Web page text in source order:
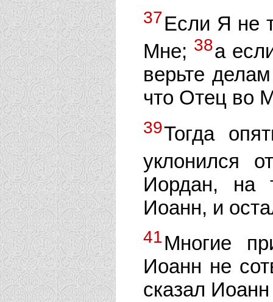
37Если Я не
Мне; 38а
верьте
что Отец во
39Тогда
уклонился
Иордан, на
Иоанн, и
41Многие
Иоанн не
сказал